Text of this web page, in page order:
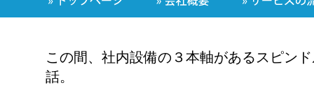
この間、社内設備の３本軸があるスピン
話。